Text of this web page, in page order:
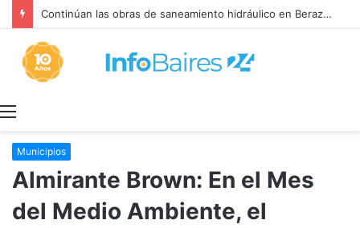
Continúan las obras de saneamiento hidráulico en Berazategui
Municipios
Almirante Brown: En el Mes
del Medio Ambiente, el